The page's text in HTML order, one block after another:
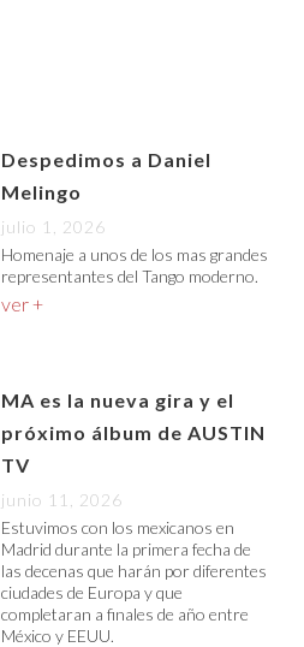
Despedimos a Daniel
Melingo
julio 1, 2026
Homenaje a unos de los mas grandes
representantes del Tango moderno.
ver +
MA es la nueva gira y el
próximo álbum de AUSTIN
TV
junio 11, 2026
Estuvimos con los mexicanos en
Madrid durante la primera fecha de
las decenas que harán por diferentes
ciudades de Europa y que
completaran a finales de año entre
México y EEUU.